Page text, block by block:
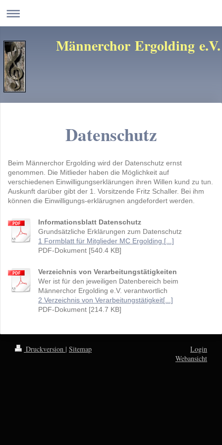
Männerchor Ergolding e.V.
Datenschutz
Beim Männerchor Ergolding wird der Datenschutz ernst
genommen. Die Mitlieder haben die Möglichkeit auf
verschiedenen Einwilligungserklärungen ihren Willen kund zu tun.
Auskunft darüber gibt der 1. Vorsitzende Fritz Schaller. Bei ihm
können die Einwilligungs-erklärugnen angdefordert werden.
Informationsblatt Datenschutz
Grundsätzliche Erklärungen zum Datenschutz
1 Formblatt für Mitglieder MC Ergolding.[...]
PDF-Dokument [540.4 KB]
Verzeichnis von Verarbeitungstätigkeiten
Wer ist für den jeweiligen Datenbereich beim
Männerchor Ergolding e.V. verantwortlich
2 Verzeichnis von Verarbeitungstätigkeit[...]
PDF-Dokument [214.7 KB]
Druckversion | Sitemap
Login
Webansicht